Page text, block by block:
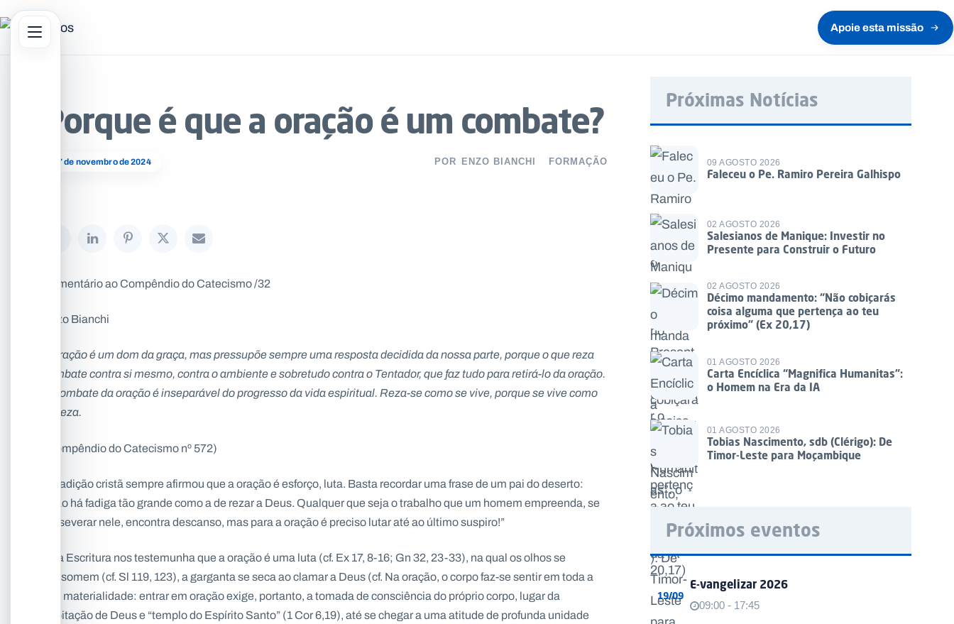
Apoie esta missão
27 de novembro de 2024
Porque é que a oração é um combate?
POR ENZO BIANCHI FORMAÇÃO
Comentário ao Compêndio do Catecismo /32
Enzo Bianchi
A oração é um dom da graça, mas pressupõe sempre uma resposta decidida da nossa parte, porque o que reza
combate contra si mesmo, contra o ambiente e sobretudo contra o Tentador, que faz tudo para retirá-lo da oração.
O combate da oração é inseparável do progresso da vida espiritual. Reza-se como se vive, porque se vive como
se reza.
(Compêndio do Catecismo nº 572)
A tradição cristã sempre afirmou que a oração é esforço, luta. Basta recordar uma frase de um pai do deserto:
“Não há fadiga tão grande como a de rezar a Deus. Qualquer que seja o trabalho que um homem empreenda, se
perseverar nele, encontra descanso, mas para a oração é preciso lutar até ao último suspiro!”
Já a Escritura nos testemunha que a oração é uma luta (cf. Ex 17, 8-16; Gn 32, 23-33), na qual os olhos se
consomem (cf. Sl 119, 123), a garganta se seca ao clamar a Deus (cf. Na oração, o corpo faz-se sentir em toda a
sua materialidade: entrar em oração exige, portanto, a tomada de consciência do próprio corpo, lugar da
habitação de Deus e “templo do Espírito Santo” (1 Cor 6,19), até se chegar a uma atitude de profunda unidade
Próximas Notícias
09 AGOSTO 2026
Faleceu o Pe. Ramiro Pereira Galhispo
02 AGOSTO 2026
Salesianos de Manique: Investir no
Presente para Construir o Futuro
02 AGOSTO 2026
Décimo mandamento: “Não cobiçarás
coisa alguma que pertença ao teu
próximo” (Ex 20,17)
01 AGOSTO 2026
Carta Encíclica “Magnifica Humanitas”:
o Homem na Era da IA
01 AGOSTO 2026
Tobias Nascimento, sdb (Clérigo): De
Timor-Leste para Moçambique
Próximos eventos
19/09
E-vangelizar 2026
09:00 - 17:45
Abrir menu principal